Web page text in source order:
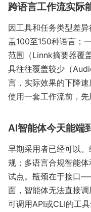
跨语言工作流实际
因工具和任务类型差
盖100至150种语言；
范围（Linnk摘要器覆
具往往覆盖较少（
言，实际效果的下降
使用一套工作流前，先
AI智能体今天能端
早期采用者已经可以
规；多语言合规智能
试点。瓶颈在于接口
面，智能体无法直接
可调用API或CLI的工